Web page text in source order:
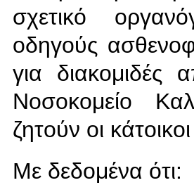
σχετικό
οδηγούς
για
Νοσοκομείο
ζητούν οι
Με δεδομένα ότι: